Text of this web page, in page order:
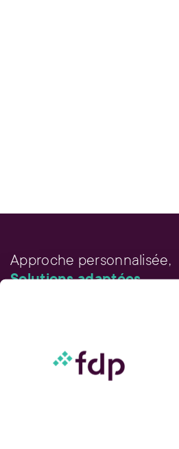
Approche personnalisée,
Solutions adaptées.
Parler à un conseiller